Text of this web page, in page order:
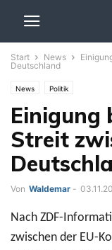
Start News
Deutschland
News Politik
Einigung
Streit
Von Waldemar -
Nach ZDF-
zwischen der EU-